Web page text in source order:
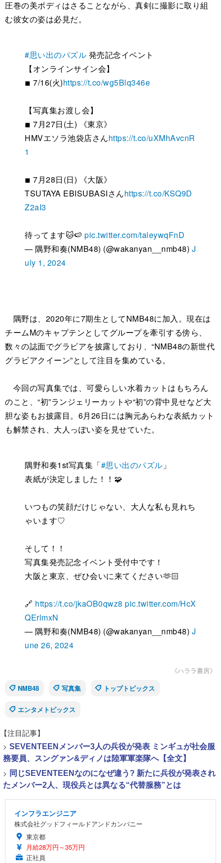
圧巻の美ボディはさることながら、真剣に撮影に取り組
む彼女の姿は必見だ。
#思い出のパズル 発売記念イベント
【オンラインサイン会】
◾︎ 7/16(火)https://t.co/wg5Blq346e
【写真集お渡し会】
◾︎ 7月27日(土) 《東京》
HMVエソラ池袋店さんhttps://t.co/uXMhAvcnR
1
◾︎ 7月28日(日) 《大阪》
TSUTAYA EBISUBASIさんhttps://t.co/KSQ9D
Z2aI3
待ってます🐱🍉 pic.twitter.com/taleywqFnD
— 隅野和奏(NMB48) (@wakanyan__nmb48) J
uly 1, 2024
隅野は、2020年に7期生としてNMB48に加入。現在は
チームMのキャプテンとしてグループを牽引する傍ら、
数々の誌面でグラビアを披露しており、“NMB48の新世代
グラビアクイーン”として注目を集めている。
今回の写真集では、可愛らしい水着カットはもちろん
のこと、“初”ランジェリーカットや“初”の背中見せなど大
胆な姿もお披露目。6月26日には胸元あらわな表紙カット
も解禁され、大人っぽい姿を見せていた。
隅野和奏1st写真集「#思い出のパズル 」
表紙が決定しました！！🧩
いつもの笑顔だけじゃない、大人な私も見れち
ゃいます♡
そして！！
写真集発売記念イベント受付中です！
大阪と東京、ぜひ会いに来てください︎🫶🏻
🔗 https://t.co/jkaOB0qwz8 pic.twitter.com/HcX
QErlmxN
— 隅野和奏(NMB48) (@wakanyan__nmb48) J
une 26, 2024
《ハララ書房》
NMB48
写真集 トップトピックス
エンタメトピックス
【注目記事】
> SEVENTEENメンバー3人の兵役が発表 ミンギュが社会服
務要員、スングァン&ディノは陸軍軍楽隊へ【全文】
> 同じSEVENTEENなのになぜ違う? 新たに兵役が発表され
たメンバー2人、現役兵とは異なる“代替服務”とは
インフラエンジニア
株式会社グッドフィールドアンドカンパニー
東京都
月給28万円～35万円
正社員